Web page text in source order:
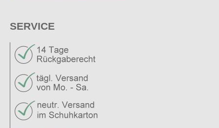
SERVICE